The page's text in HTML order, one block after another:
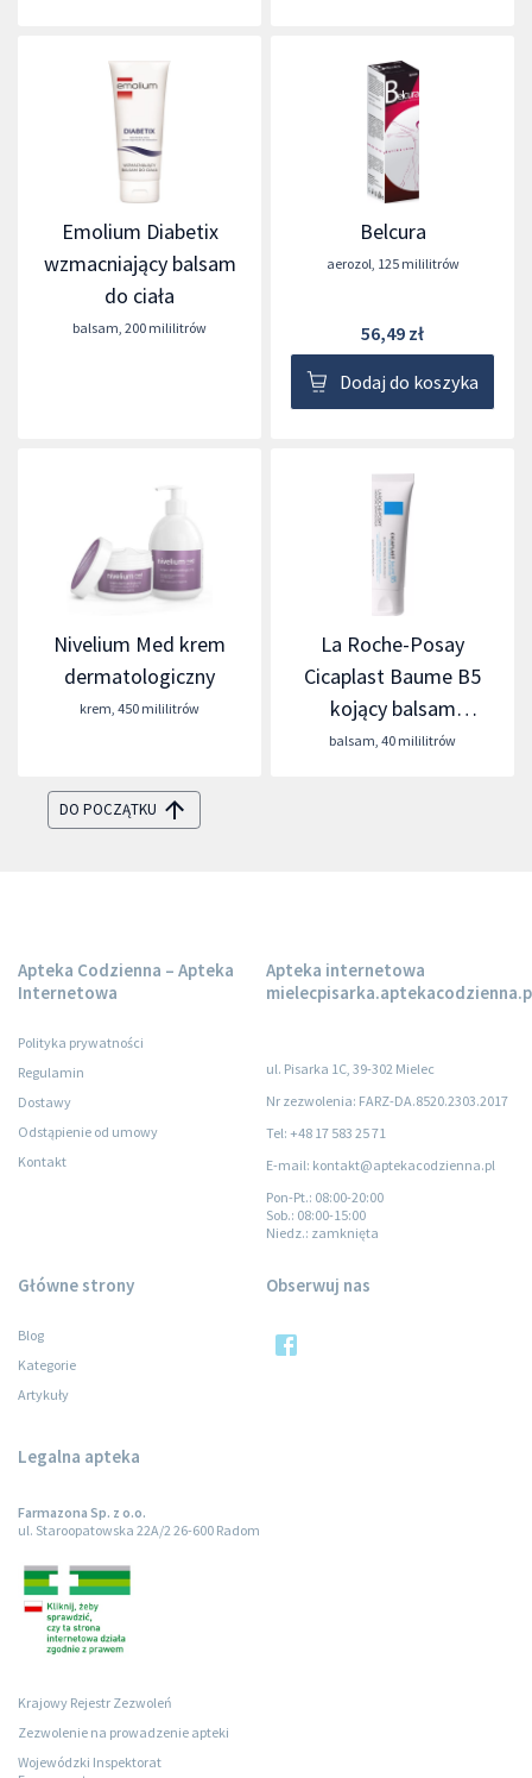
Emolium Diabetix
wzmacniający balsam
do ciała
balsam, 200 mililitrów
Belcura
aerozol, 125 mililitrów
56,49 zł
Dodaj do koszyka
Nivelium Med krem
dermatologiczny
krem, 450 mililitrów
La Roche-Posay
Cicaplast Baume B5
kojący balsam
regenerujący
balsam, 40 mililitrów
DO POCZĄTKU
Apteka Codzienna – Apteka
Internetowa
Polityka prywatności
Regulamin
Dostawy
Odstąpienie od umowy
Kontakt
Apteka internetowa
ul. Pisarka 1C, 39-302 Mielec
Nr zezwolenia: FARZ-DA.8520.2303.2017
Tel: +48 17 583 25 71
E-mail: kontakt@aptekacodzienna.pl
Pon-Pt.: 08:00-20:00
Sob.: 08:00-15:00
Niedz.: zamknięta
Główne strony
Blog
Kategorie
Artykuły
Legalna apteka
Farmazona Sp. z o.o.
ul. Staroopatowska 22A/2 26-600 Radom
Krajowy Rejestr Zezwoleń
Zezwolenie na prowadzenie apteki
Wojewódzki Inspektorat
Obserwuj nas